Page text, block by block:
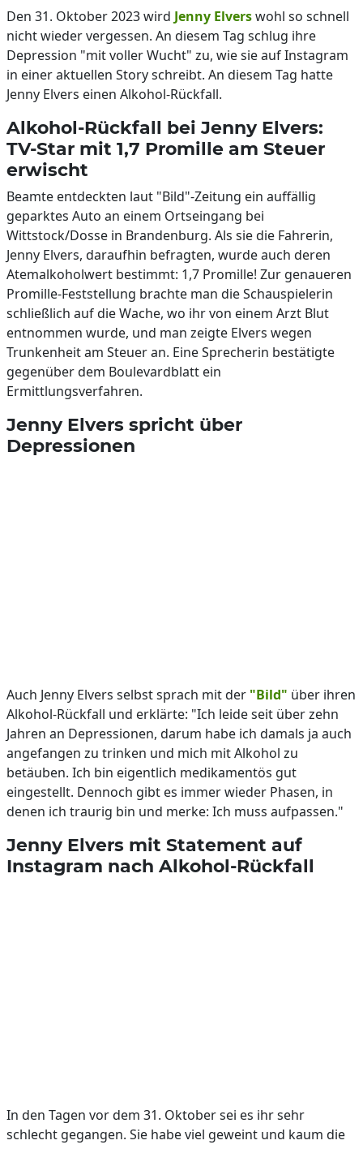
Den 31. Oktober 2023 wird Jenny Elverswohl so schnell
nicht wieder vergessen. An diesem Tag schlug ihre
Depression "mit voller Wucht" zu, wie sie auf Instagram
in einer aktuellen Story schreibt. An diesem Tag hatte
Jenny Elvers einen Alkohol-Rückfall.
Alkohol-Rückfall bei Jenny Elvers:
TV-Star mit 1,7 Promille am Steuer
erwischt
Beamte entdeckten laut "Bild"-Zeitung ein auffällig
geparktes Auto an einem Ortseingang bei
Wittstock/Dosse in Brandenburg. Als sie die Fahrerin,
Jenny Elvers, daraufhin befragten, wurde auch deren
Atemalkoholwert bestimmt: 1,7 Promille! Zur genaueren
Promille-Feststellung brachte man die Schauspielerin
schließlich auf die Wache, wo ihr von einem Arzt Blut
entnommen wurde, und man zeigte Elvers wegen
Trunkenheit am Steuer an. Eine Sprecherin bestätigte
gegenüber dem Boulevardblatt ein
Ermittlungsverfahren.
Jenny Elvers spricht über
Depressionen
Auch Jenny Elvers selbst sprach mit der "Bild" über ihren
Alkohol-Rückfall und erklärte: "Ich leide seit über zehn
Jahren an Depressionen, darum habe ich damals ja auch
angefangen zu trinken und mich mit Alkohol zu
betäuben. Ich bin eigentlich medikamentös gut
eingestellt. Dennoch gibt es immer wieder Phasen, in
denen ich traurig bin und merke: Ich muss aufpassen."
Jenny Elvers mit Statement auf
Instagram nach Alkohol-Rückfall
In den Tagen vor dem 31. Oktober sei es ihr sehr
schlecht gegangen. Sie habe viel geweint und kaum die